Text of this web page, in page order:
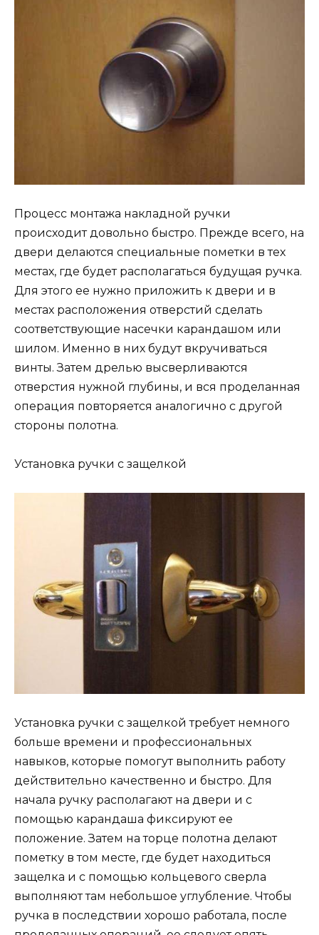
Процесс монтажа накладной ручки
происходит довольно быстро. Прежде всего, на
двери делаются специальные пометки в тех
местах, где будет располагаться будущая ручка.
Для этого ее нужно приложить к двери и в
местах расположения отверстий сделать
соответствующие насечки карандашом или
шилом. Именно в них будут вкручиваться
винты. Затем дрелью высверливаются
отверстия нужной глубины, и вся проделанная
операция повторяется аналогично с другой
стороны полотна.
Установка ручки с защелкой
Установка ручки с защелкой требует немного
больше времени и профессиональных
навыков, которые помогут выполнить работу
действительно качественно и быстро. Для
начала ручку располагают на двери и с
помощью карандаша фиксируют ее
положение. Затем на торце полотна делают
пометку в том месте, где будет находиться
защелка и с помощью кольцевого сверла
выполняют там небольшое углубление. Чтобы
ручка в последствии хорошо работала, после